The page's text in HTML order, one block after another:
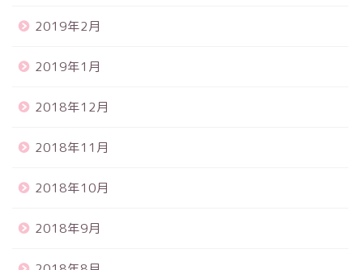
2019年2月
2019年1月
2018年12月
2018年11月
2018年10月
2018年9月